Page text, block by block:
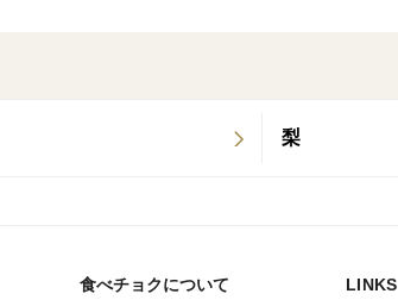
梨
食べチョクについて LINKS